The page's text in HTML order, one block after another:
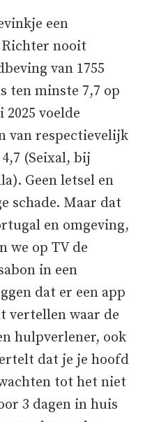
een
Richter nooit
van 1755
ten minste 7,7 op
voelde
van respectievelijk
(Seixal, bij
Geen letsel en
schade. Maar dat
en omgeving,
we op TV de
in een
dat er een app
vertellen waar de
hulpverlener, ook
dat je je hoofd
tot het niet
3 dagen in huis